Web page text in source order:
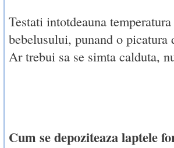
Testati intotdeauna
bebelusului, punand o
Ar trebui sa se simta calduta,
Cum se depoziteaza laptele